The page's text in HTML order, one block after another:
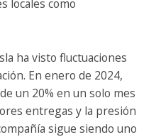
locales como
ha visto fluctuaciones
En enero de 2024,
un 20% en un solo mes
entregas y la presión
sigue siendo uno